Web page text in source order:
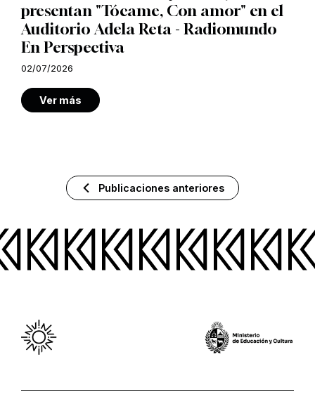
presentan "Tócame, Con amor" en el
Auditorio Adela Reta - Radiomundo
En Perspectiva
02/07/2026
Ver más
Publicaciones anteriores